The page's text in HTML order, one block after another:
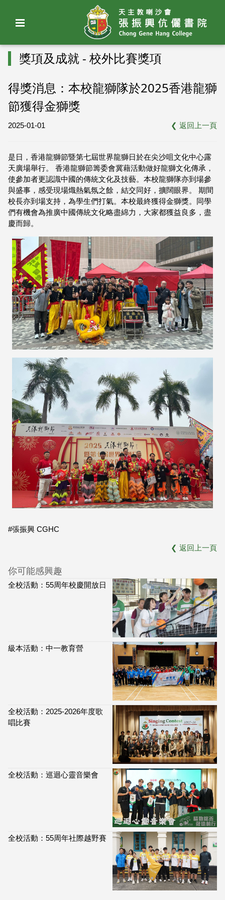
獎項及成就 - 校外比賽獎項
得獎消息：本校龍獅隊於2025香港龍獅
節獲得金獅獎
2025-01-01 ❮ 返回上一頁
是日，香港龍獅節暨第七屆世界龍獅日於在尖沙咀文化中心露
天廣場舉行。 香港龍獅節籌委會冀藉活動做好龍獅文化傳承，
使參加者更認識中國的傳統文化及技藝。本校龍獅隊亦到場參
與盛事，感受現場熾熱氣氛之餘，結交同好，擴闊眼界。 期間
校長亦到場支持，為學生們打氣。本校最終獲得金獅獎。同學
們有機會為推廣中國傳統文化略盡綿力，大家都獲益良多，盡
慶而歸。
#張振興 CGHC
❮ 返回上一頁
你可能感興趣
全校活動：55周年校慶開放日
級本活動：中一教育營
全校活動：2025-2026年度歌
唱比賽
全校活動：巡迴心靈音樂會
全校活動：55周年社際越野賽